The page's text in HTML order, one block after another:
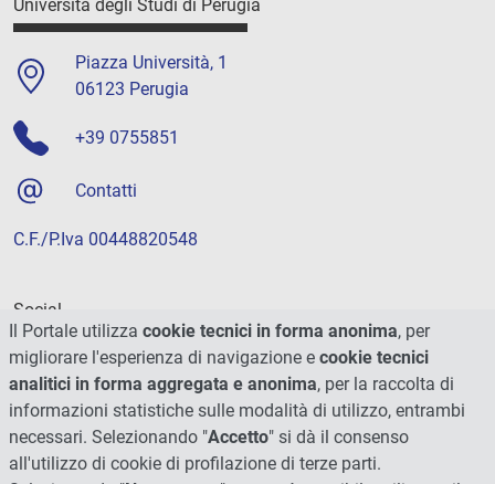
Università degli Studi di Perugia
Piazza Università, 1
06123 Perugia
+39 0755851
Contatti
C.F./P.Iva 00448820548
Social
Il Portale utilizza cookie tecnici in forma anonima, per
migliorare l'esperienza di navigazione e cookie tecnici
analitici in forma aggregata e anonima, per la raccolta di
informazioni statistiche sulle modalità di utilizzo, entrambi
necessari. Selezionando "Accetto" si dà il consenso
all'utilizzo di cookie di profilazione di terze parti.